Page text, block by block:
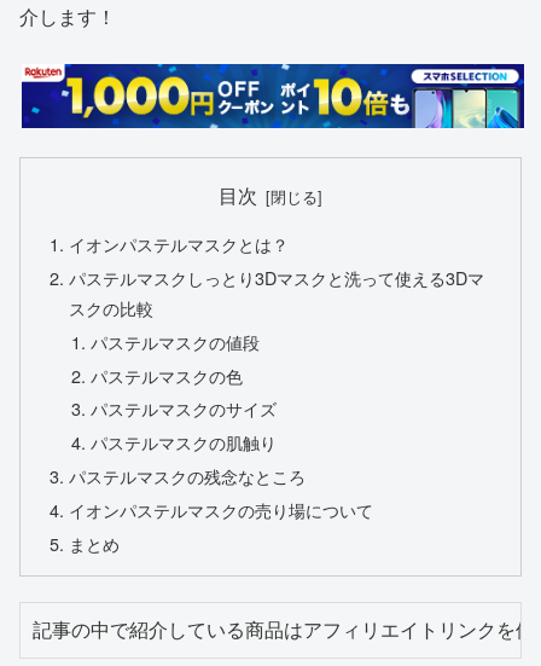
介します！
目次
イオンパステルマスクとは？
パステルマスクしっとり3Dマスクと洗って使える3Dマ
スクの比較
パステルマスクの値段
パステルマスクの色
パステルマスクのサイズ
パステルマスクの肌触り
パステルマスクの残念なところ
イオンパステルマスクの売り場について
まとめ
記事の中で紹介している商品はアフィリエイトリンクを